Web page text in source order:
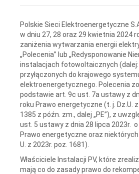
Polskie Sieci Elektroenergetyczne
w dniu 27, 28 oraz 29 kwietnia 2024
zaniżenia wytwarzania energii
„Polecenia” lub „Redysponowanie
instalacjach fotowoltaicznych (dalej:
przyłączonych do krajowego
elektroenergetycznego. Polecenia
podstawie art. 9c ust. 7a ustawy z
roku Prawo energetyczne (t. j. Dz.U. z
1385 z późn. zm., dalej „PE”), z
ust. 5 ustawy z dnia 28 lipca 2023r.
Prawo energetyczne oraz
U. z 2023r. poz. 1681).
Właściciele Instalacji PV, które
mają co do zasady prawo do